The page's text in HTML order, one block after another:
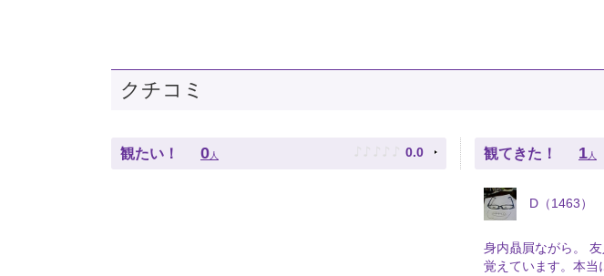
クチコミ
観たい！ 0 人 ♪ ♪ ♪ ♪ ♪ 0.0 観てきた！ 1 人
D（1463）
身内贔屓ながら。
覚えています。本当